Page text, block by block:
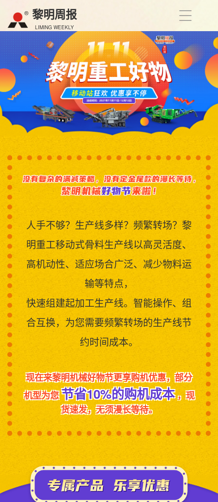
黎明周报
LIMING WEEKLY
人手不够？生产线多样？频繁转场？黎
明重工移动式骨料生产线以高灵活度、
高机动性、适应场合广泛、减少物料运
输等特点，
快速组建起加工生产线。智能操作、组
合互换，为您需要频繁转场的生产线节
约时间成本。
现在来黎明机械好物节更享购机优惠，部分
机型为您节省10%的购机成本，现
货速发，无须漫长等待。